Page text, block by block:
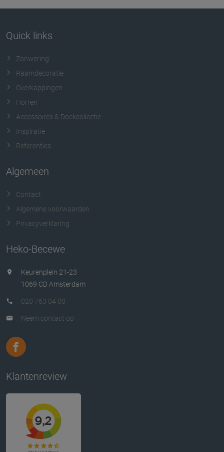
Quick links
Zonwering
Raamdecoratie
Overkappingen
Horren
Accessoires & Doekcollectie
Inspiratie
Referenties
Algemeen
Contact
Algemene voorwaarden
Privacyverklaring
Heko-Becewe
Keurenplein 21-23
1069 CD Amsterdam
020 763 04 00
Neem contact op
Klantenreview